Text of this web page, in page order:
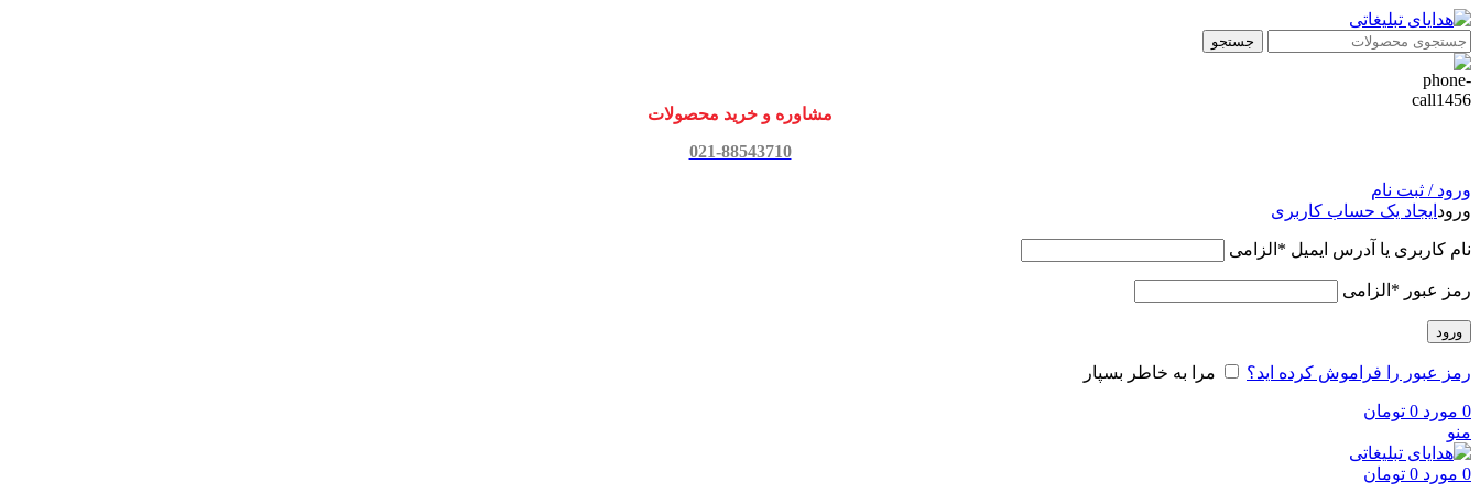
جستجو
مشاوره و خرید محصولات
021-88543710
ورود / ثبت نام
ورود ایجاد یک حساب کاربری
نام کاربری یا آدرس ایمیل * الزامی
رمز عبور * الزامی
ورود
رمز عبور را فراموش کرده اید؟ مرا به خاطر بسپار
0 مورد 0 تومان
منو
0 مورد 0 تومان